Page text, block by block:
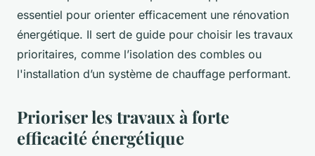
essentiel pour orienter efficacement une rénovation
énergétique. Il sert de guide pour choisir les travaux
prioritaires, comme l’isolation des combles ou
l'installation d’un système de chauffage performant.
Prioriser les travaux à forte
efficacité énergétique